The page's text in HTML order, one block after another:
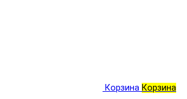
Корзина Корзина